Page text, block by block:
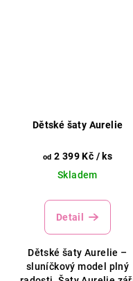
Dětské šaty Aurelie
od 2 399 Kč / ks
Skladem
Detail
Dětské šaty Aurelie –
sluníčkový model plný